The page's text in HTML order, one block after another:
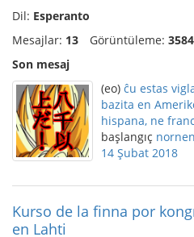
Dil: Esperanto
Mesajlar: 13 Görüntüleme:
Son mesaj
(eo) ĉu estas
bazita en
hispana, ne
başlangıç nornen
14 Şubat 2018
Kurso de la finna por
en Lahti